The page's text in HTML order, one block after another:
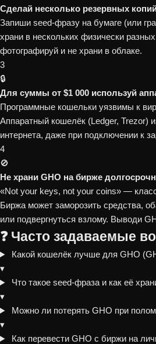
Сделай несколько резервных
Запиши seed-фразу на бумаге (или
храни в нескольких физически
фотографируй и не храни в облаке.
3
🔒
Для суммы от $1 000 используй
Программные кошельки уязвимы к
Аппаратный кошелёк (Ledger, Trezor)
интернета, даже при подключении к
4
🚫
Не храни GHO на бирже
«Not your keys, not your coins» —
Биржа может заморозить средства,
или подвергнуться взлому. Выводи
❓ Часто задаваемые
Какой кошелёк лучше для GHO
▾
Что такое seed-фраза и как её
▾
Можно ли потерять GHO при
▾
Как перевести GHO с биржи на